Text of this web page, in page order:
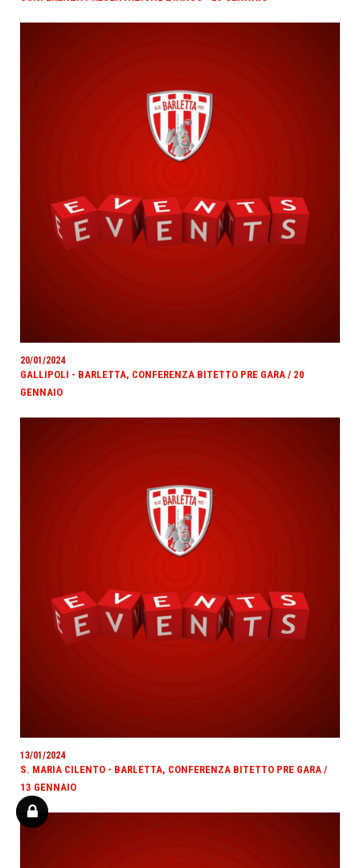
20/01/2024
GALLIPOLI - BARLETTA, CONFERENZA BITETTO PRE GARA / 20
GENNAIO
13/01/2024
S. MARIA CILENTO - BARLETTA, CONFERENZA BITETTO PRE GARA /
13 GENNAIO